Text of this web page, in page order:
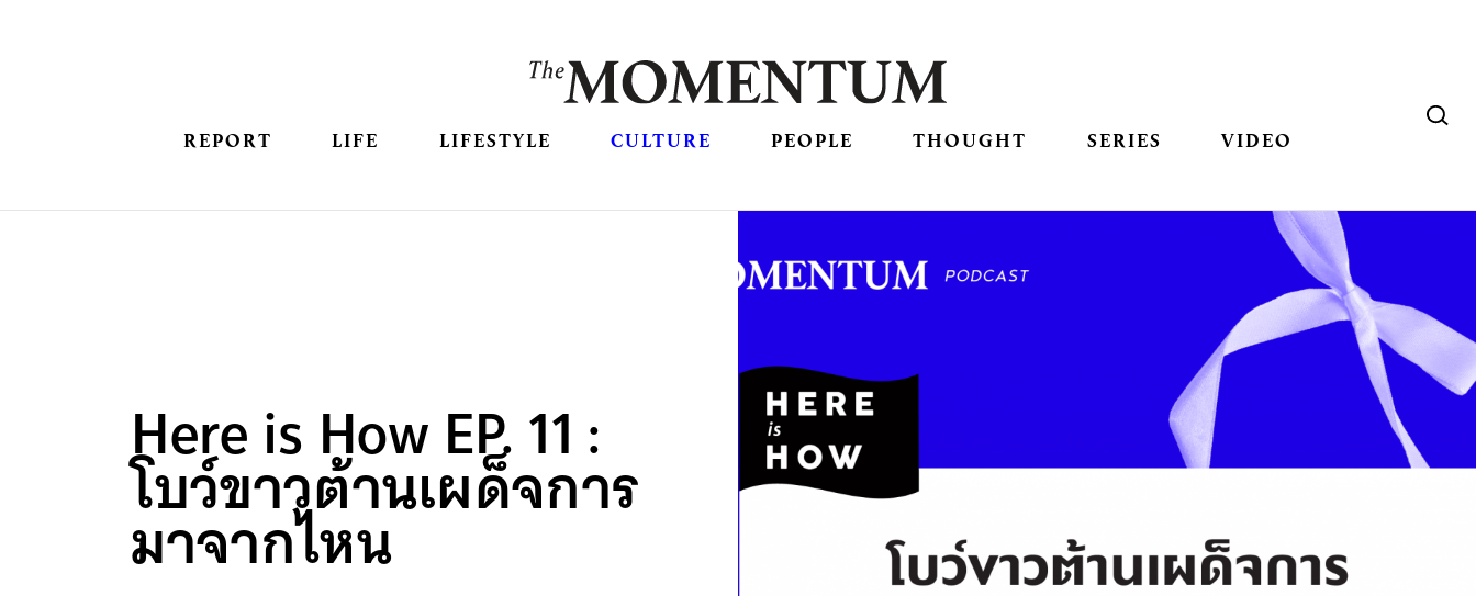
REPORT LIFE LIFESTYLE CULTURE PEOPLE THOUGHT SERIES VIDEO
Here is How EP. 11 :
โบว์ขาวต้านเผด็จการ
มาจากไหน